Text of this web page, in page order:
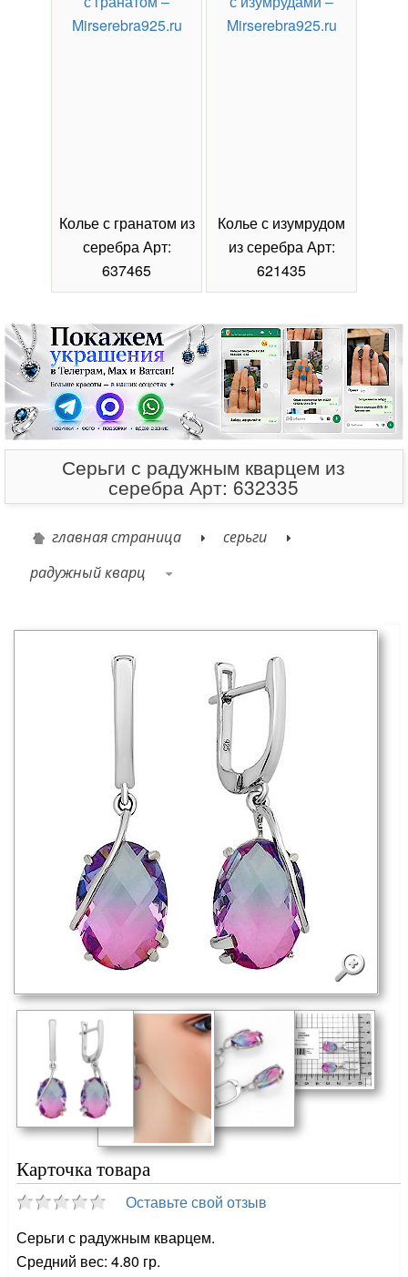
Колье с гранатом из
серебра Арт:
637465
Колье с изумрудом
из серебра Арт:
621435
Серьги с радужным кварцем из
серебра Арт: 632335
главная страница
серьги
радужный кварц
Карточка товара
Оставьте свой отзыв
Серьги с радужным кварцем.
Средний вес: 4.80 гр.